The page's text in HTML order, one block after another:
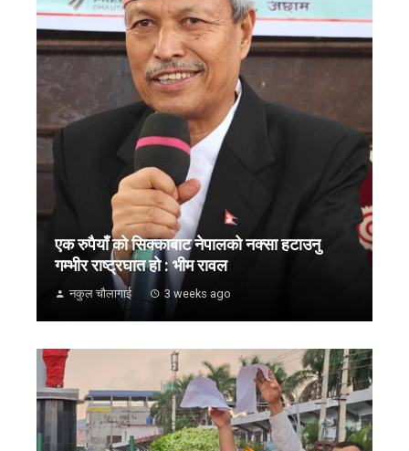
एक रुपैयाँ को सिक्काबाट नेपालको नक्सा हटाउनु
गम्भीर राष्ट्रघात हो : भीम रावल
नकुल चौलागाई 3 weeks ago